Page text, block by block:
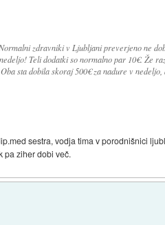
zdravniki v Ljubljani preverjeno ne
Teli dodatki so normalno par 10€. Že
sta dobila skoraj 500€ za nadure v nedeljo,
sestra, vodja tima v porodnišnici
pa ziher dobi več.